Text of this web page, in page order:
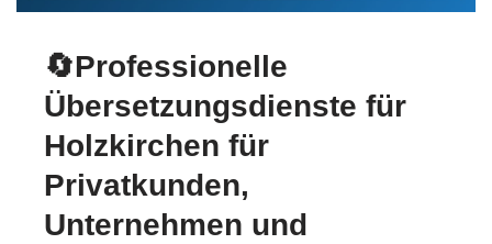
🔄Professionelle
Übersetzungsdienste für
Holzkirchen für
Privatkunden,
Unternehmen und